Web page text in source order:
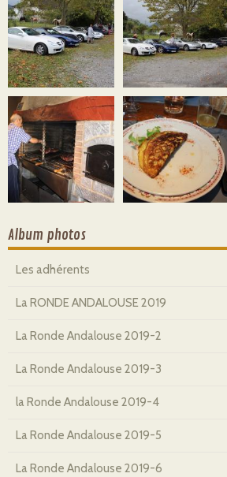
Album photos
Les adhérents
La RONDE ANDALOUSE 2019
La Ronde Andalouse 2019-2
La Ronde Andalouse 2019-3
la Ronde Andalouse 2019-4
La Ronde Andalouse 2019-5
La Ronde Andalouse 2019-6